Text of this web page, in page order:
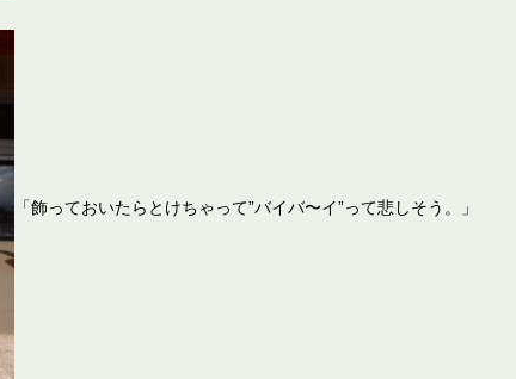
「飾っておいたらとけちゃって”バイバ〜イ”って悲しそう。」